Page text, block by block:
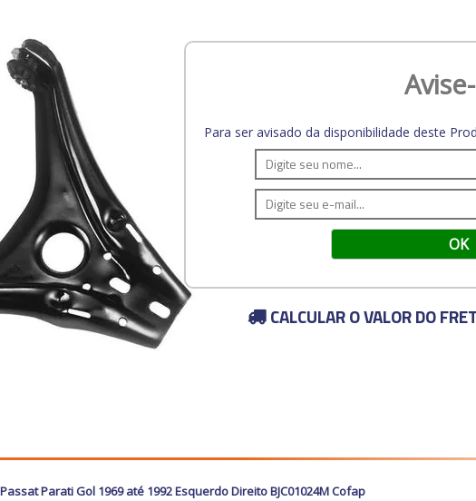
Para ser avisado da disponibilidade deste
CALCULAR O VALOR DO
Parati Gol 1969 até 1992 Esquerdo Direito BJC01024M Cofap